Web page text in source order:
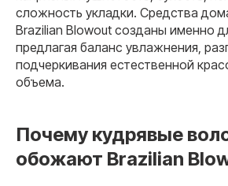
сложность укладки. Средства
Brazilian Blowout созданы именно
предлагая баланс увлажнения,
подчеркивания естественной
объема.
Почему кудрявые
обожают Brazilian